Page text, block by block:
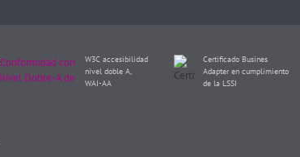
W3C accesibilidad
nivel doble A,
WAI-AA
Certificado Busines
Adapter en cumplimiento
de la LSSI